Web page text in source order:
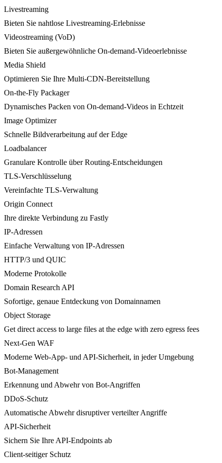
Livestreaming
Bieten Sie nahtlose Livestreaming-Erlebnisse
Videostreaming (VoD)
Bieten Sie außergewöhnliche On-demand-Videoerlebnisse
Media Shield
Optimieren Sie Ihre Multi-CDN-Bereitstellung
On-the-Fly Packager
Dynamisches Packen von On-demand-Videos in Echtzeit
Image Optimizer
Schnelle Bildverarbeitung auf der Edge
Loadbalancer
Granulare Kontrolle über Routing-Entscheidungen
TLS-Verschlüsselung
Vereinfachte TLS-Verwaltung
Origin Connect
Ihre direkte Verbindung zu Fastly
IP-Adressen
Einfache Verwaltung von IP-Adressen
HTTP/3 und QUIC
Moderne Protokolle
Domain Research API
Sofortige, genaue Entdeckung von Domainnamen
Object Storage
Get direct access to large files at the edge with zero egress fees
Next-Gen WAF
Moderne Web-App- und API-Sicherheit, in jeder Umgebung
Bot-Management
Erkennung und Abwehr von Bot-Angriffen
DDoS-Schutz
Automatische Abwehr disruptiver verteilter Angriffe
API-Sicherheit
Sichern Sie Ihre API-Endpoints ab
Client-seitiger Schutz